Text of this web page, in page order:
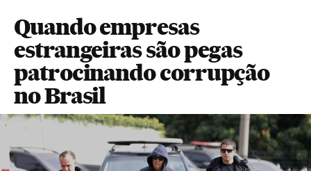
Quando empresas
estrangeiras são pegas
patrocinando corrupção
no Brasil